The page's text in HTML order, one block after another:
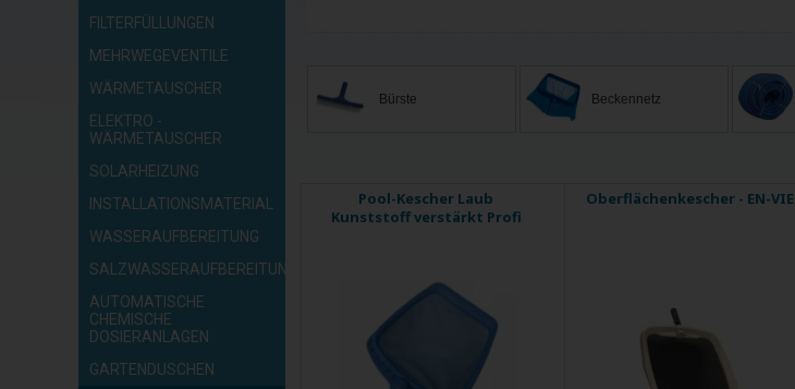
FILTERFÜLLUNGEN
MEHRWEGEVENTILE
WÄRMETAUSCHER
ELEKTRO -
WÄRMETAUSCHER
SOLARHEIZUNG
INSTALLATIONSMATERIAL
WASSERAUFBEREITUNG
SALZWASSERAUFBEREITUNG
AUTOMATISCHE
CHEMISCHE
DOSIERANLAGEN
GARTENDUSCHEN
Bürste Beckennetz
Pool-Kescher Laub
Kunststoff verstärkt Profi
Oberflächenkescher - EN-VIE